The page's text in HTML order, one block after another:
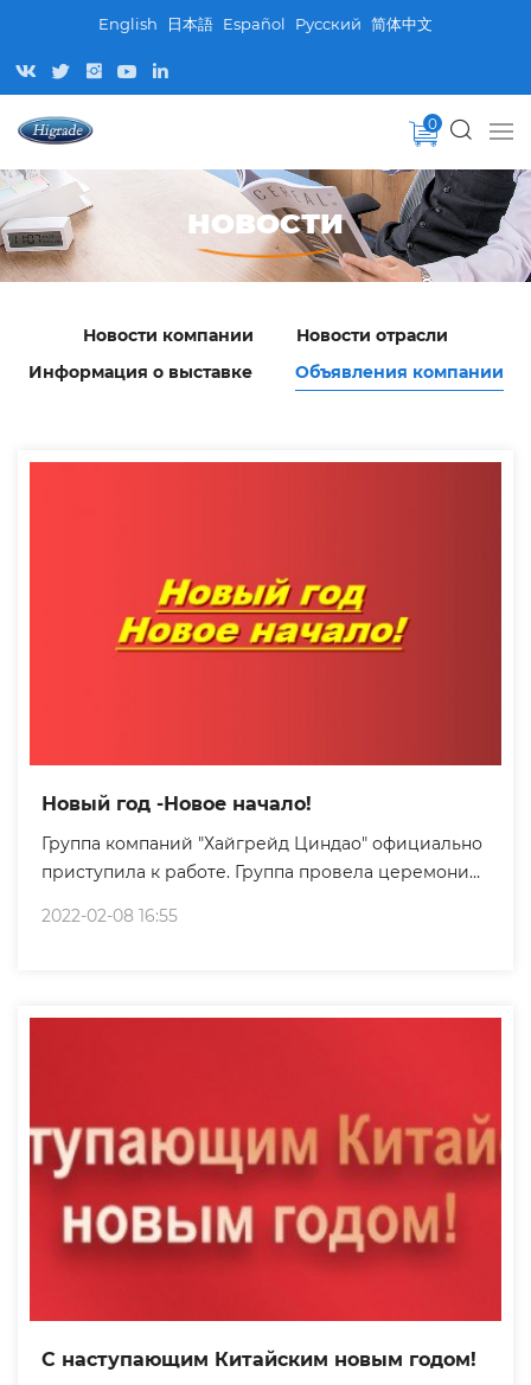
English 日本語 Español Pусский 简体中文
0
НОВОСТИ
Новости компании
Новости отрасли
Информация о выставке
Объявления компании
Новый год -Новое начало!
Группа компаний "Хайгрейд Циндао" официально
приступила к работе. Группа провела церемонию
2022-02-08 16:55
С наступающим Китайским новым годом!